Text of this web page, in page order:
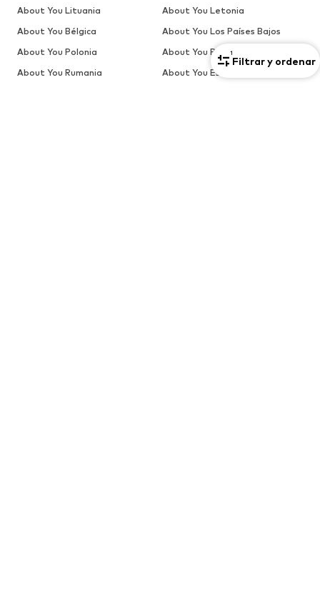
1
Filtrar y ordenar
About You Lituania
About You Letonia
About You Bélgica
About You Los Países Bajos
About You Polonia
About You Portugal
About You Rumania
About You Estonia(ru)